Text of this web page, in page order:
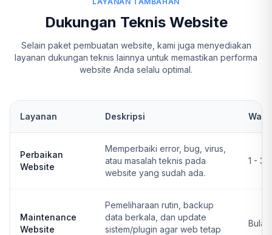
Dukungan Teknis Website
Selain paket pembuatan website, kami juga menyediakan
layanan dukungan teknis lainnya untuk memastikan performa
website Anda selalu optimal.
Layanan Deskripsi
Perbaikan
Website
Memperbaiki error, bug, virus,
atau masalah teknis pada
website yang sudah ada.
1 - 3
Maintenance
Website
Pemeliharaan rutin, backup
data berkala, dan update
sistem/plugin agar web tetap